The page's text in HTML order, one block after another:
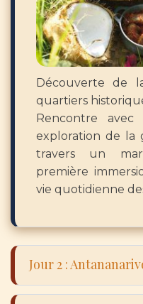
Découverte de
quartiers
Rencontre
exploration de la
travers un
première
vie quotidienne
Jour 2 :